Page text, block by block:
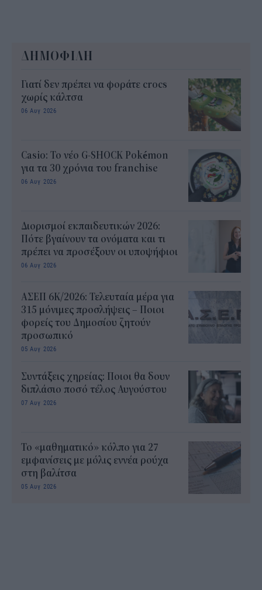
ΔΗΜΟΦΙΛΗ
Γιατί δεν πρέπει να φοράτε crocs
χωρίς κάλτσα
06 Αυγ 2026
Casio: Το νέο G-SHOCK Pokémon
για τα 30 χρόνια του franchise
06 Αυγ 2026
Διορισμοί εκπαιδευτικών 2026:
Πότε βγαίνουν τα ονόματα και τι
πρέπει να προσέξουν οι υποψήφιοι
06 Αυγ 2026
ΑΣΕΠ 6Κ/2026: Τελευταία μέρα για
315 μόνιμες προσλήψεις – Ποιοι
φορείς του Δημοσίου ζητούν
προσωπικό
05 Αυγ 2026
Συντάξεις χηρείας: Ποιοι θα δουν
διπλάσιο ποσό τέλος Αυγούστου
07 Αυγ 2026
Το «μαθηματικό» κόλπο για 27
εμφανίσεις με μόλις εννέα ρούχα
στη βαλίτσα
05 Αυγ 2026